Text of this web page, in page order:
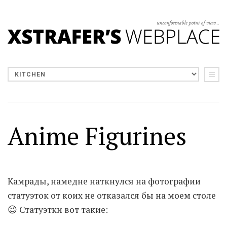
Anime Figurines
Камрады, намедне наткнулся на фотографии
статуэток от коих не отказался бы на моем столе
😉 Статуэтки вот такие: